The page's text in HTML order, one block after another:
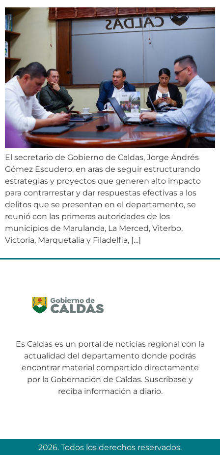
El secretario de Gobierno de Caldas, Jorge Andrés
Gómez Escudero, en aras de seguir estructurando
estrategias y proyectos que generen alto impacto
para contrarrestar y dar respuestas efectivas a los
delitos que se presentan en el departamento, se
reunió con las primeras autoridades de los
municipios de Marulanda, La Merced, Viterbo,
Victoria, Marquetalia y Filadelfia, […]
Es Caldas es un portal de noticias regional con la
actualidad del departamento donde podrás
encontrar material compartido directamente
por la Gobernación de Caldas. Suscríbase y
reciba información a diario.
2026. Todos los derechos reservados.